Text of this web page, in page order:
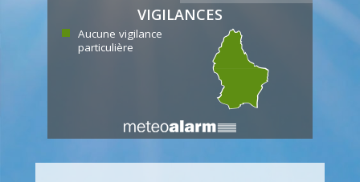
VIGILANCES
Aucune vigilance
particulière